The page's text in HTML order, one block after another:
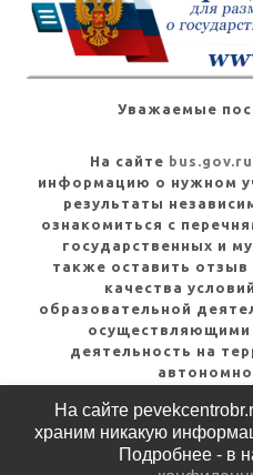
Уважаемые
На сайте bus.gov.ru
информацию о нужном
результаты
ознакомиться с
государственных и
также оставить
качества
образовательной
осуществляющими
деятельность на
Посмотреть
На сайте
храним никакую
Подробнее - в